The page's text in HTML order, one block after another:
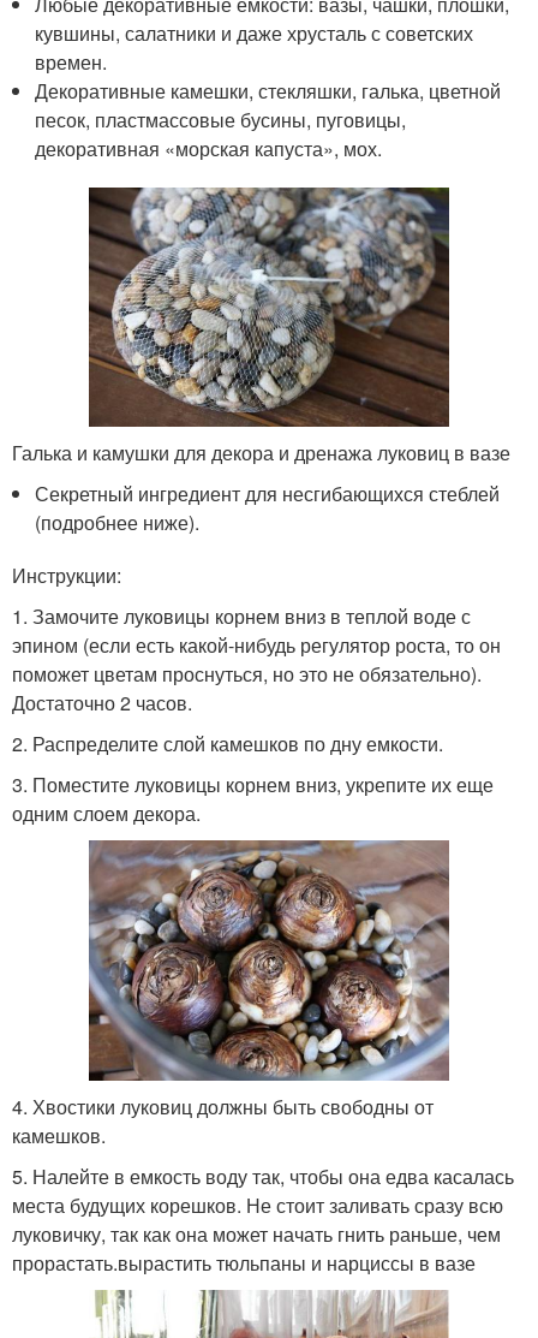
кувшины, салатники и даже хрусталь с советских
времен.
Декоративные камешки, стекляшки, галька, цветной
песок, пластмассовые бусины, пуговицы,
декоративная «морская капуста», мох.
Галька и камушки для декора и дренажа луковиц в вазе
Секретный ингредиент для несгибающихся стеблей
(подробнее ниже).
Инструкции:
1. Замочите луковицы корнем вниз в теплой воде с
эпином (если есть какой-нибудь регулятор роста, то он
поможет цветам проснуться, но это не обязательно).
Достаточно 2 часов.
2. Распределите слой камешков по дну емкости.
3. Поместите луковицы корнем вниз, укрепите их еще
одним слоем декора.
4. Хвостики луковиц должны быть свободны от
камешков.
5. Налейте в емкость воду так, чтобы она едва касалась
места будущих корешков. Не стоит заливать сразу всю
луковичку, так как она может начать гнить раньше, чем
прорастать.вырастить тюльпаны и нарциссы в вазе